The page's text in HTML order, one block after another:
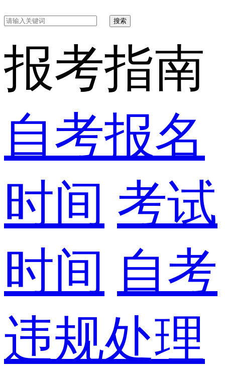
搜索
报考指南
自考报名
时间 考试
时间 自考
违规处理